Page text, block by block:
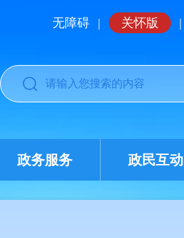
无障碍 | 关怀版 |
政务服务 政民互动